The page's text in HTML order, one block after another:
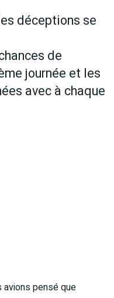
déceptions se
de
journée et les
avec à chaque
avions pensé que